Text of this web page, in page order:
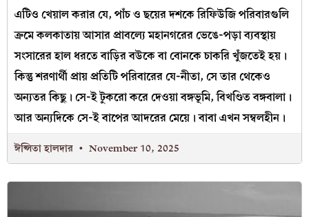
এটিও খেয়াল করার যে, পাঁচ ও ছয়ের দশকে রিফিউজি পরিবারগুলি
ক্রমে কলকাতায় আসার প্রাবল্যে মহানগরের ভেঙে-পড়া ব্যবস্থায়
সংসারের হাল ধরতে বাড়ির বউকে বা বোনকে চাকরি খুঁজতেই হয়।
কিন্তু শরণার্থী প্রায় প্রতিটি পরিবারের যে-নীতা, সে তার থেকেও
অন্যতর কিছু। সে-ই টুকরো করে দেওয়া বঙ্গভূমি, বিখণ্ডিত বঙ্গবালা।
আর অন্যদিকে সে-ই বাপের আদরের মেয়ে। বাবা এখন সম্বলহীন।
ঈপ্সিতা হালদার November 10, 2025